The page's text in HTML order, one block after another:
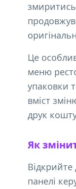
Це
меню
упаковки
вміст
друк
Як
панелі